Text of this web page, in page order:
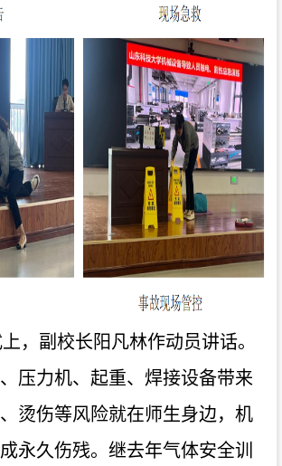
，副校长阳凡林作动员讲话。
压力机、起重、焊接设备带来
烫伤等风险就在师生身边，机
永久伤残。继去年气体安全训